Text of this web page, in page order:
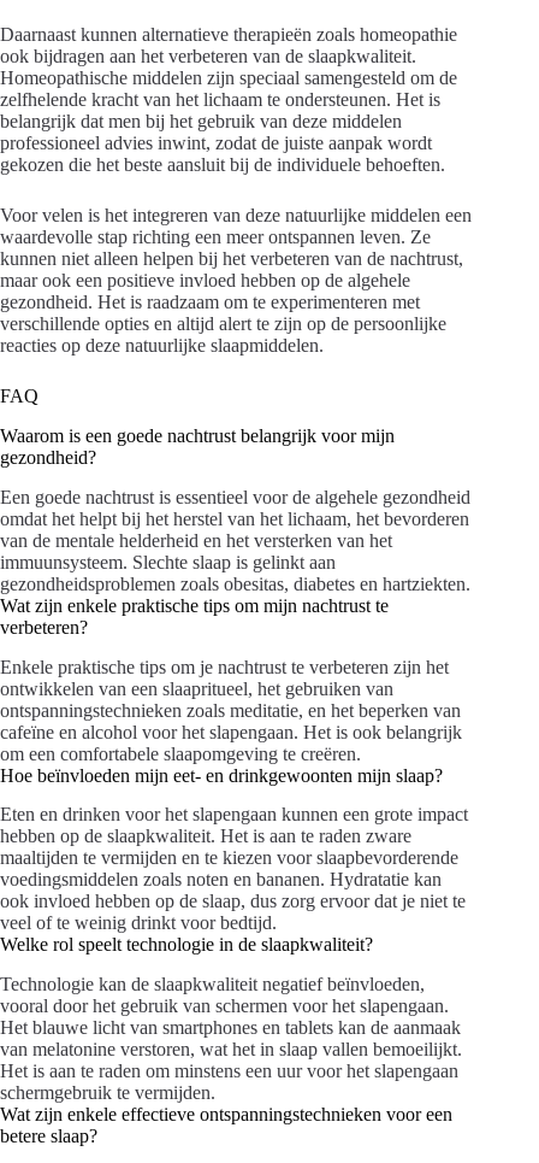
Daarnaast kunnen alternatieve therapieën zoals homeopathie
ook bijdragen aan het verbeteren van de slaapkwaliteit.
Homeopathische middelen zijn speciaal samengesteld om de
zelfhelende kracht van het lichaam te ondersteunen. Het is
belangrijk dat men bij het gebruik van deze middelen
professioneel advies inwint, zodat de juiste aanpak wordt
gekozen die het beste aansluit bij de individuele behoeften.
Voor velen is het integreren van deze natuurlijke middelen een
waardevolle stap richting een meer ontspannen leven. Ze
kunnen niet alleen helpen bij het verbeteren van de nachtrust,
maar ook een positieve invloed hebben op de algehele
gezondheid. Het is raadzaam om te experimenteren met
verschillende opties en altijd alert te zijn op de persoonlijke
reacties op deze natuurlijke slaapmiddelen.
FAQ
Waarom is een goede nachtrust belangrijk voor mijn
gezondheid?
Een goede nachtrust is essentieel voor de algehele gezondheid
omdat het helpt bij het herstel van het lichaam, het bevorderen
van de mentale helderheid en het versterken van het
immuunsysteem. Slechte slaap is gelinkt aan
gezondheidsproblemen zoals obesitas, diabetes en hartziekten.
Wat zijn enkele praktische tips om mijn nachtrust te
verbeteren?
Enkele praktische tips om je nachtrust te verbeteren zijn het
ontwikkelen van een slaapritueel, het gebruiken van
ontspanningstechnieken zoals meditatie, en het beperken van
cafeïne en alcohol voor het slapengaan. Het is ook belangrijk
om een comfortabele slaapomgeving te creëren.
Hoe beïnvloeden mijn eet- en drinkgewoonten mijn slaap?
Eten en drinken voor het slapengaan kunnen een grote impact
hebben op de slaapkwaliteit. Het is aan te raden zware
maaltijden te vermijden en te kiezen voor slaapbevorderende
voedingsmiddelen zoals noten en bananen. Hydratatie kan
ook invloed hebben op de slaap, dus zorg ervoor dat je niet te
veel of te weinig drinkt voor bedtijd.
Welke rol speelt technologie in de slaapkwaliteit?
Technologie kan de slaapkwaliteit negatief beïnvloeden,
vooral door het gebruik van schermen voor het slapengaan.
Het blauwe licht van smartphones en tablets kan de aanmaak
van melatonine verstoren, wat het in slaap vallen bemoeilijkt.
Het is aan te raden om minstens een uur voor het slapengaan
schermgebruik te vermijden.
Wat zijn enkele effectieve ontspanningstechnieken voor een
betere slaap?